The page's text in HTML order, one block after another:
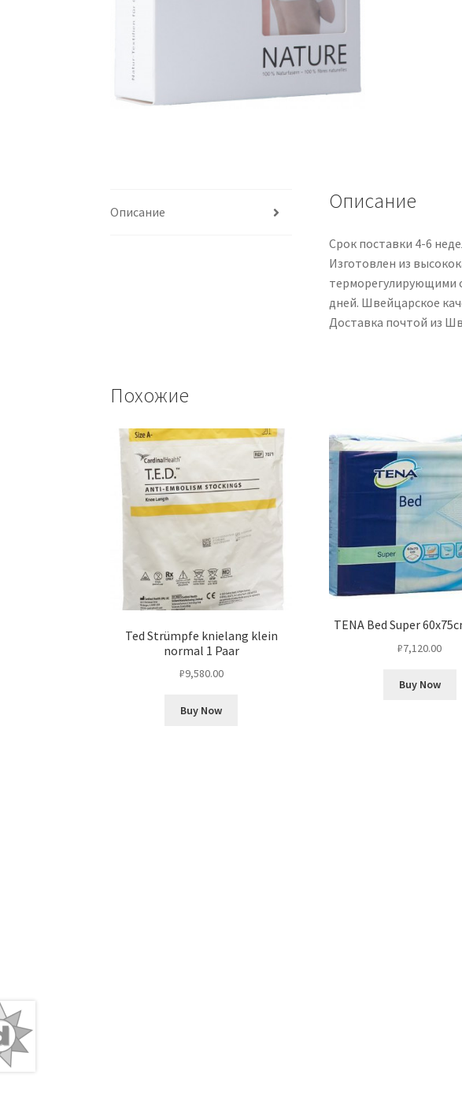
Описание Описание
Срок поставки 4-6
Изготовлен из
терморегулирующими
дней. Швейцарское
Доставка почтой из
Похожие
Ted Strümpfe knielang klein
normal 1 Paar
₽9,580.00
Buy Now
TENA Bed Super
₽7,120.00
Buy Now